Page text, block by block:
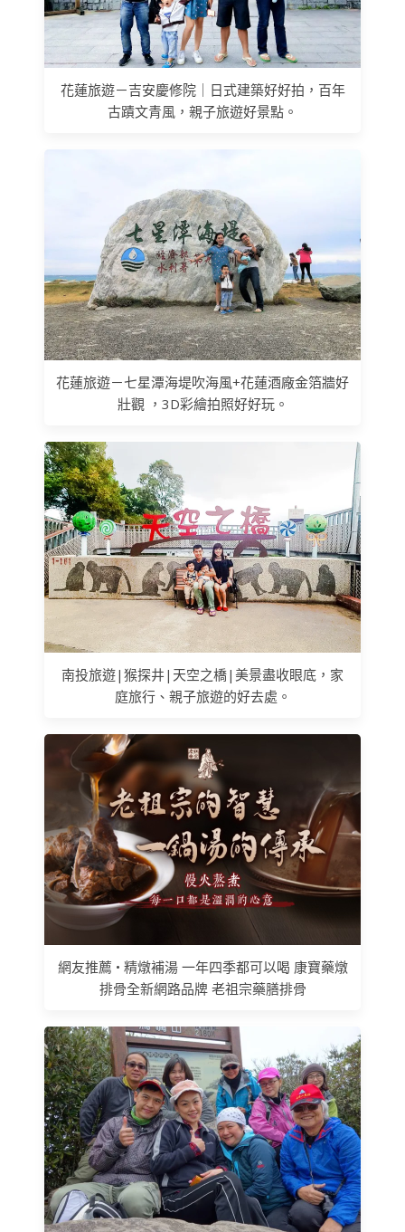
花蓮旅遊－吉安慶修院｜日式建築好好拍，百年
古蹟文青風，親子旅遊好景點。
花蓮旅遊－七星潭海堤吹海風+花蓮酒廠金箔牆好
壯觀 ，3D彩繪拍照好好玩。
南投旅遊|猴探井|天空之橋|美景盡收眼底，家
庭旅行、親子旅遊的好去處。
網友推薦 • 精燉補湯 一年四季都可以喝 康寶藥燉
排骨全新網路品牌 老祖宗藥膳排骨